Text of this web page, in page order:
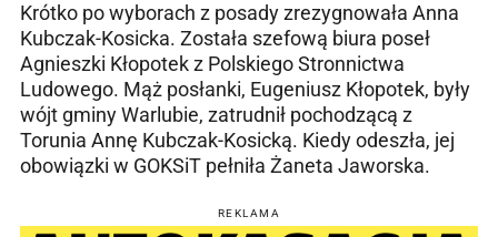
Krótko po wyborach z posady zrezygnowała Anna
Kubczak-Kosicka. Została szefową biura poseł
Agnieszki Kłopotek z Polskiego Stronnictwa
Ludowego. Mąż posłanki, Eugeniusz Kłopotek, były
wójt gminy Warlubie, zatrudnił pochodzącą z
Torunia Annę Kubczak-Kosicką. Kiedy odeszła, jej
obowiązki w GOKSiT pełniła Żaneta Jaworska.
REKLAMA